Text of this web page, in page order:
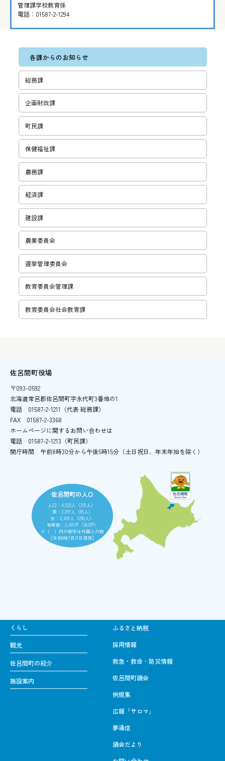
管理課学校教育係
電話： 01587-2-1294
各課からのお知らせ
総務課
企画財政課
町民課
保健福祉課
農務課
経済課
建設課
農業委員会
選挙管理委員会
教育委員会管理課
教育委員会社会教育課
佐呂間町役場
〒093-0592
北海道常呂郡佐呂間町字永代町3番地の1
電話
01587-2-1211（代表 総務課）
FAX
01587-2-3368
ホームページに関するお問い合わせは
電話
01587-2-1213（町民課）
開庁時間
午前8時30分から午後5時15分 （土日祝日、年末年始を除く）
佐呂間町の人口
人口：4,522人（375人）
男：2,097人（85人）
女：2,425人（290人）
世帯数：2,481戸（363戸）
※（ ）内の数字は外国人の数
［令和8年7月31日現在］
くらし
観光
佐呂間町の紹介
施設案内
ふるさと納税
採用情報
救急・救命・防災情報
佐呂間町議会
例規集
広報「サロマ」
夢通信
議会だより